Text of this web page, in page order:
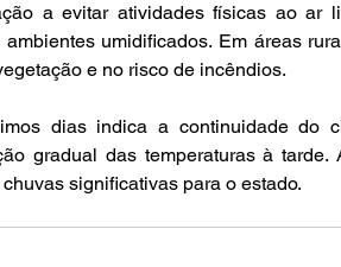
a evitar atividades físicas ao ar
umidificados. Em áreas
e no risco de incêndios.
dias indica a continuidade do
gradual das temperaturas à
significativas para o estado.